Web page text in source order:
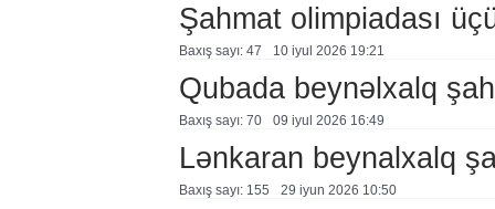
Şahmat olimpiadası
Baxış sayı: 47 10 i̇yul 2026 19:21
Qubada beynəlxalq
Baxış sayı: 70 09 i̇yul 2026 16:49
Lənkaran beynalxalq
Baxış sayı: 155 29 i̇yun 2026 10:50